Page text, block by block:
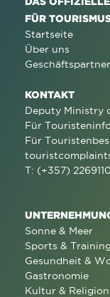
FÜR
Startseite
Über uns
Geschäftspartner
KONTAKT
Deputy Ministry
Für
Für
T: (+357)
Sonne & Meer
Sports & Training
Gesundheit &
Gastronomie
Kultur & Religion